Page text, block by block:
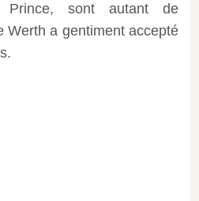
Prince, sont autant de
Werth a gentiment accepté